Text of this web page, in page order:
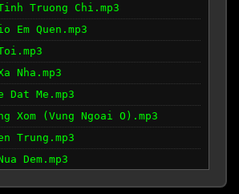
Truong Chi.mp3
Em Quen.mp3
Nha.mp3
Me.mp3
Xom (Vung Ngoai O).mp3
Trung.mp3
Dem.mp3